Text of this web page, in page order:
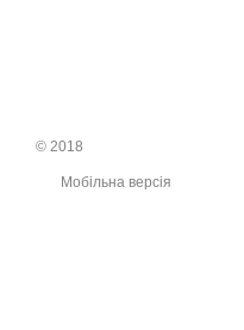
© 2018
Мобільна версія